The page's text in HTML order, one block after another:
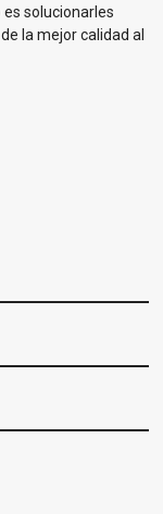
solucionarles
la mejor calidad al